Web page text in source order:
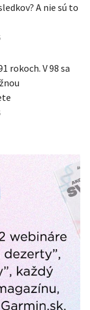
A nie sú to
rokoch. V 98 sa